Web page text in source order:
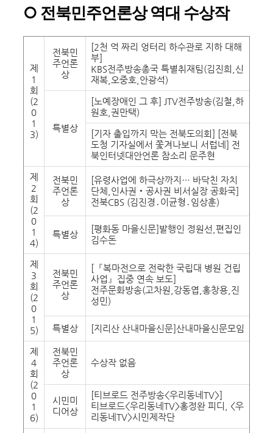
○ 전북민주언론상 역대 수상작
제
1
회
(2
0
1
3)
전북민
주언론
상
[2천 억 짜리 엉터리 하수관로 지하 대해
부]
KBS전주방송총국 특별취재팀(김진희,신
재복,오중호,안광석)
특별상
[노예장애인 그 후] JTV전주방송(김철,하
원호,권만택)
[기자 출입까지 막는 전북도의회] [전북
도청 기자실에서 쫓겨나보니 서럽네] 전
북인터넷대안언론 참소리 문주현
제
2
회
(2
0
1
4)
전북민
주언론
상
[유령사업에 하극상까지… 바닥친 자치
단체,인사권‧공사권 비서실장 공화국]
전북CBS (김진경․이균형․임상훈)
특별상
[평화동 마을신문]발행인 정원선,편집인
김수돈
제
3
회
(2
0
1
5)
전북민
주언론
상
[『복마전으로 전락한 국립대 병원 건립
사업』집중 연속 보도]
전주문화방송(고차원,강동엽,홍창용,진
성민)
특별상 [지리산 산내마을신문]산내마을신문모임
제
4
회
(2
0
1
6)
전북민
주언론
상
수상작 없음
시민미
디어상
[티브로드 전주방송<우리동네TV>]
티브로드<우리동네TV>홍정완 피디, <우
리동네TV>시민제작단